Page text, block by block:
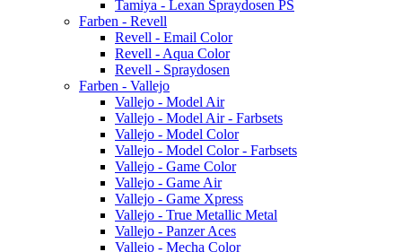
Tamiya - Lexan Spraydosen PS
Farben - Revell
Revell - Email Color
Revell - Aqua Color
Revell - Spraydosen
Farben - Vallejo
Vallejo - Model Air
Vallejo - Model Air - Farbsets
Vallejo - Model Color
Vallejo - Model Color - Farbsets
Vallejo - Game Color
Vallejo - Game Air
Vallejo - Game Xpress
Vallejo - True Metallic Metal
Vallejo - Panzer Aces
Vallejo - Mecha Color